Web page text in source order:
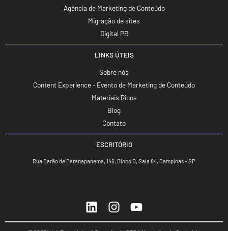
Agência de Marketing de Conteúdo
Migração de sites
Digital PR
LINKS ÚTEIS
Sobre nós
Content Experience - Evento de Marketing de Conteúdo
Materiais Ricos
Blog
Contato
ESCRITÓRIO
Rua Barão de Paranapanema, 146, Bloco B, Sala 84, Campinas – SP